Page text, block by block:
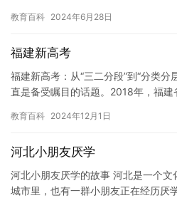
定…
教育百科 2024年6月28日
福建新高考
福建新高考：从“三二分段”到“分类
直是备受瞩目的话题。2018年，福
教育百科 2024年12月1日
河北小朋友厌学
河北小朋友厌学的故事 河北是一个
城市里，也有一群小朋友正在经历厌